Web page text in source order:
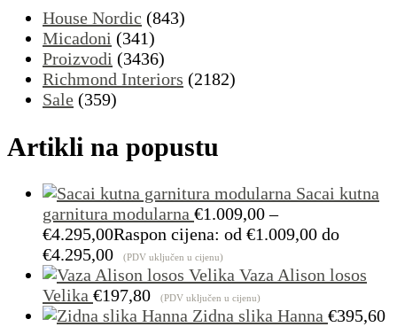
House Nordic (843)
Micadoni (341)
Proizvodi (3436)
Richmond Interiors (2182)
Sale (359)
Artikli na popustu
Sacai kutna
garnitura modularna €1.009,00 –
€4.295,00Raspon cijena: od €1.009,00 do
€4.295,00
(PDV uključen u cijenu)
Vaza Alison losos
Velika €197,80 (PDV uključen u cijenu)
Zidna slika Hanna €395,60